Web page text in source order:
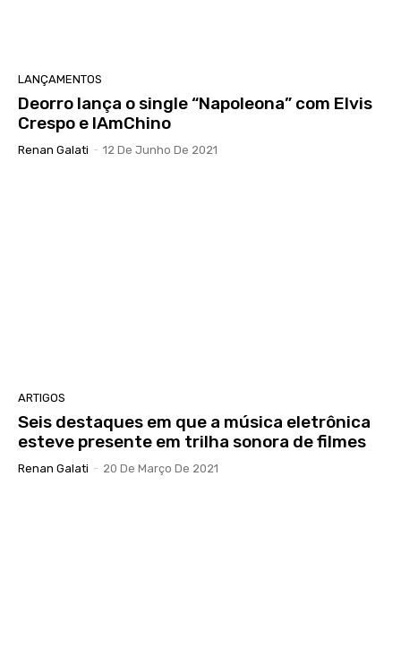
LANÇAMENTOS
Deorro lança o single “Napoleona” com Elvis
Crespo e IAmChino
Renan Galati - 12 De Junho De 2021
ARTIGOS
Seis destaques em que a música eletrônica
esteve presente em trilha sonora de filmes
Renan Galati - 20 De Março De 2021